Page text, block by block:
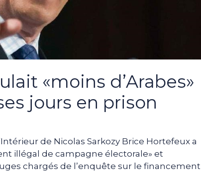
«moins d’Arabes»
jours en prison
de Nicolas Sarkozy Brice Hortefeux a
illégal de campagne électorale» et
chargés de l’enquête sur le financement